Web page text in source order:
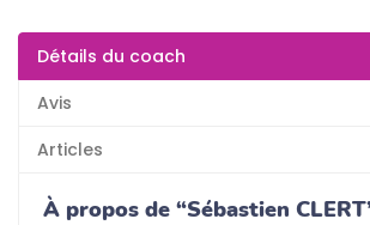
Détails du coach
Avis
Articles
À propos de “Sébastien